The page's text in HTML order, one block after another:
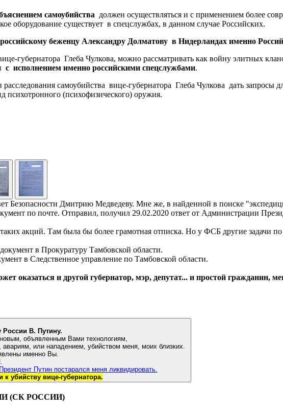
самоубийства должен осуществляться и с применением более
оборудование существует в спецслужбах, в данном случае Российских.
беженцу Александру Долматову в Нидерландах именно
губернатора Глеба Чулкова, можно рассматривать как войну элитных
с исполнением именно российскими спецслужбами.
самоубийства вице-губернатора Глеба Чулкова дать
(психофизического) оружия.
Безопасности Дмитрию Медведеву. Мне же, в найденной в поиске
по почте. Отправил, получил 29.02.2020 ответ от Администрации
акций. Там была бы более грамотная отписка. Но у ФСБ другие задачи
в Прокуратуру Тамбовской области.
в Следственное управление по Тамбовской области.
оказаться и другой губернатор, мэр, депутат... и простой
России В. Путину.
объявленным Вами технологиям,
может последовать месть спецслужб в принуждении к самоубийствам, авариям, или нападением, убийством меня, моих близких.
именно Вы.
Президент Путин постарался меня ликвидировать.
Путин сознался в причастности к убийству вице-губернатора.
(СК РОССИИ)